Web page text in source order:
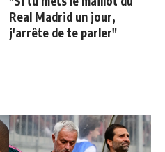
Real Madrid un jour,
j'arrête de te parler"